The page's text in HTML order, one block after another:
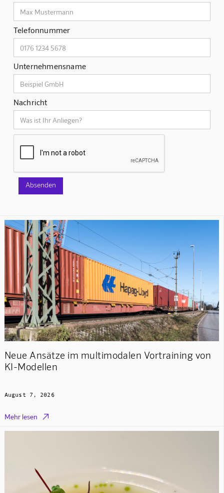
Telefonnummer
Unternehmensname
Nachricht
Neue Ansätze im multimodalen Vortraining von
KI-Modellen
August 7, 2026
Mehr lesen 